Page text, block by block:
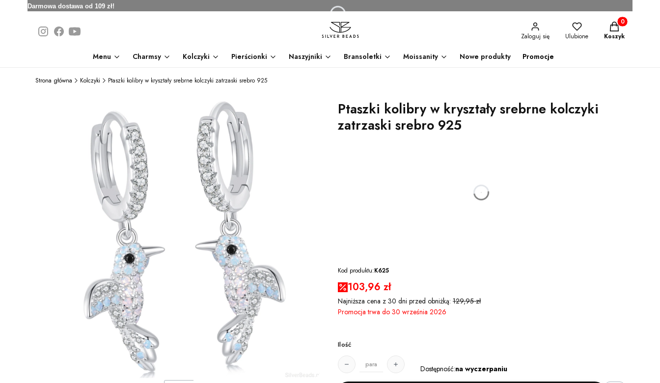
Darmowa dostawa od 109 zł!
Zaloguj się Ulubione
Produkty w
Koszyk
Menu Charmsy Kolczyki Pierścionki Naszyjniki Bransoletki Moissanity Nowe produkty Promocje
Strona główna Kolczyki Ptaszki kolibry w kryształy srebrne kolczyki zatrzaski srebro 925
Ptaszki kolibry w kryształy srebrne kolczyki
zatrzaski srebro 925
godzin
Kod produktu:K625
103,96 zł
Najniższa cena z 30 dni przed obniżką: 129,95 zł
Promocja trwa do 30 września 2026
Ilość
para Dostępność:na wyczerpaniu